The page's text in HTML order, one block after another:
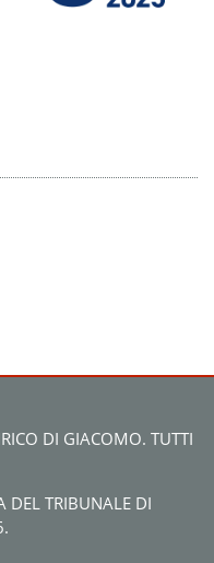
DI GIACOMO. TUTTI
DEL TRIBUNALE DI